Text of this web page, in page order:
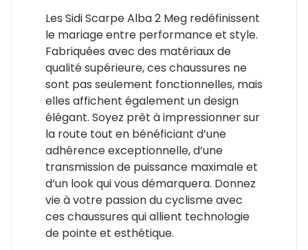
Les Sidi Scarpe Alba 2 Meg redéfinissent
le mariage entre performance et style.
Fabriquées avec des matériaux de
qualité supérieure, ces chaussures ne
sont pas seulement fonctionnelles, mais
elles affichent également un design
élégant. Soyez prêt à impressionner sur
la route tout en bénéficiant d’une
adhérence exceptionnelle, d’une
transmission de puissance maximale et
d’un look qui vous démarquera. Donnez
vie à votre passion du cyclisme avec
ces chaussures qui allient technologie
de pointe et esthétique.